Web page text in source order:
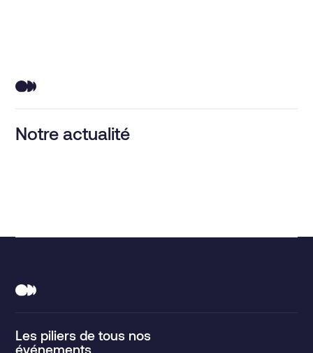
Notre actualité
Les piliers de tous nos
événements